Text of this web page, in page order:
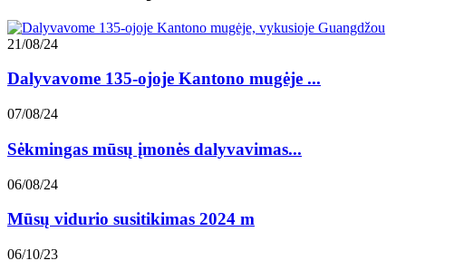
21/08/24
Dalyvavome 135-ojoje Kantono mugėje ...
07/08/24
Sėkmingas mūsų įmonės dalyvavimas...
06/08/24
Mūsų vidurio susitikimas 2024 m
06/10/23